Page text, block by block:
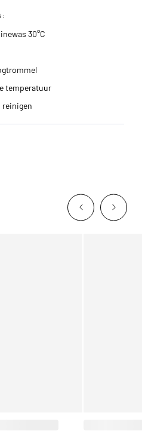
30°C
temperatuur
reinigen